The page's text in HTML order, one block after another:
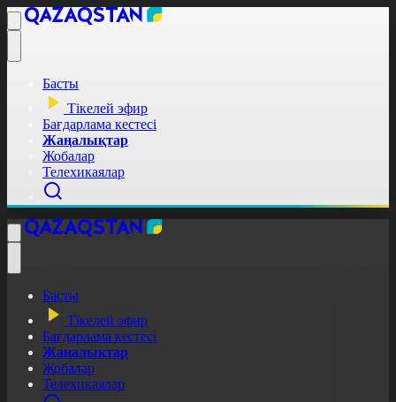
Басты
Тікелей эфир
Бағдарлама кестесі
Жаңалықтар
Жобалар
Телехикаялар
Басты
Тікелей эфир
Бағдарлама кестесі
Жаңалықтар
Жобалар
Телехикаялар